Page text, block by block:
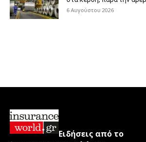
6 Αυγούστου 2026
Ειδήσεις από το